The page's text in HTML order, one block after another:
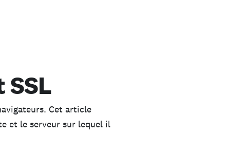
Cet article
et le serveur sur lequel il